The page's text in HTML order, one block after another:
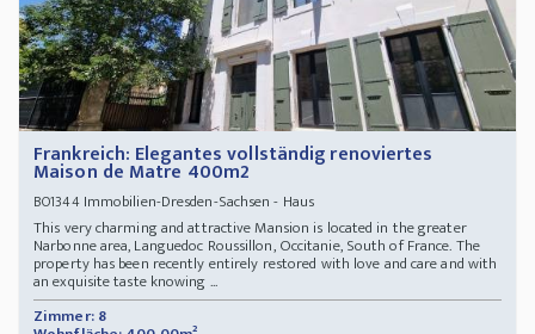
Frankreich: Elegantes vollständig renoviertes
Maison de Matre 400m2
BO1344Immobilien-Dresden-Sachsen - Haus
This very charming and attractive Mansion is located in the greater
Narbonne area, Languedoc Roussillon, Occitanie, South of France. The
property has been recently entirely restored with love and care and with
an exquisite taste knowing ...
Zimmer: 8